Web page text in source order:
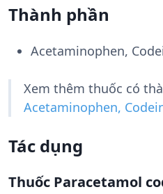
Thành phần
Acetaminophen,
Xem thêm thuốc có
Acetaminophen,
Tác dụng
Thuốc Paracetamol